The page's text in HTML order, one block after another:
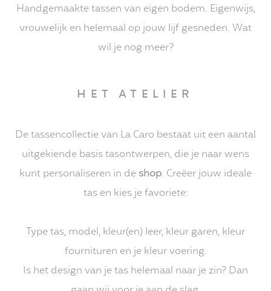
Handgemaakte tassen van eigen bodem. Eigenwijs,
vrouwelijk en helemaal op jouw lijf gesneden. Wat
wil je nog meer?
HET ATELIER
De tassencollectie van La Caro bestaat uit een aantal
uitgekiende basis tasontwerpen, die je naar wens
kunt personaliseren in deshop. Creëer jouw ideale
tas en kies je favoriete:
Type tas, model, kleur(en) leer, kleur garen, kleur
fournituren en je kleur voering.
Is het design van je tas helemaal naar je zin? Dan